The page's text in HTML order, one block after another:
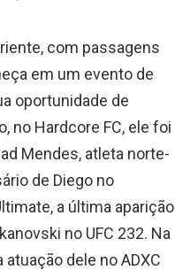
com passagens
em um evento de
oportunidade de
no Hardcore FC, ele foi
Mendes, atleta norte-
de Diego no
a última aparição
no UFC 232. Na
dele no ADXC